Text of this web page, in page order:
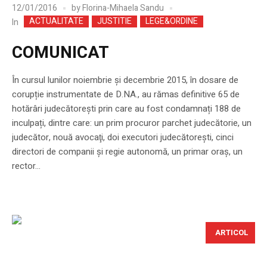
12/01/2016 byFlorina-Mihaela Sandu
In
ACTUALITATE JUSTITIE LEGE&ORDINE
COMUNICAT
În cursul lunilor noiembrie şi decembrie 2015, în dosare de
corupție instrumentate de D.NA., au rămas definitive 65 de
hotărâri judecătorești prin care au fost condamnați 188 de
inculpați, dintre care: un prim procuror parchet judecătorie, un
judecător, nouă avocaţi, doi executori judecătoreşti, cinci
directori de companii şi regie autonomă, un primar oraş, un
rector...
ARTICOL